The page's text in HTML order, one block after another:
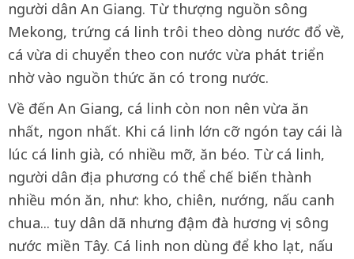
người dân An Giang. Từ thượng nguồn sông
Mekong, trứng cá linh trôi theo dòng nước đổ về,
cá vừa di chuyển theo con nước vừa phát triển
nhờ vào nguồn thức ăn có trong nước.
Về đến An Giang, cá linh còn non nên vừa ăn
nhất, ngon nhất. Khi cá linh lớn cỡ ngón tay cái là
lúc cá linh già, có nhiều mỡ, ăn béo. Từ cá linh,
người dân địa phương có thể chế biến thành
nhiều món ăn, như: kho, chiên, nướng, nấu canh
chua... tuy dân dã nhưng đậm đà hương vị sông
nước miền Tây. Cá linh non dùng để kho lạt, nấu